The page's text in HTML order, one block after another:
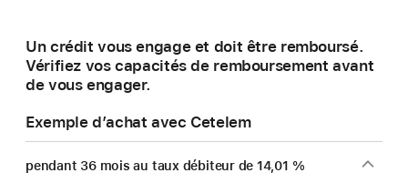
fenêtre)
Un crédit vous engage et doit être remboursé.
Vérifiez vos capacités de remboursement avant
de vous engager.
Exemple d’achat avec Cetelem
pendant 36 mois au taux débiteur de 14,01 %